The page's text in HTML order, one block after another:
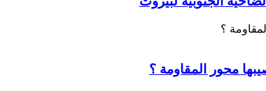
محور المقاومة ؟